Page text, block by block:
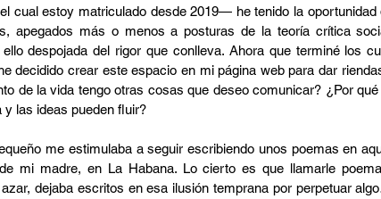
cual estoy matriculado desde 2019— he tenido la oportunidad
apegados más o menos a posturas de la teoría crítica
despojada del rigor que conlleva. Ahora que terminé los
decidido crear este espacio en mi página web para dar
de la vida tengo otras cosas que deseo comunicar? ¿Por
las ideas pueden fluir?
me estimulaba a seguir escribiendo unos poemas en
mi madre, en La Habana. Lo cierto es que llamarle
dejaba escritos en esa ilusión temprana por perpetuar